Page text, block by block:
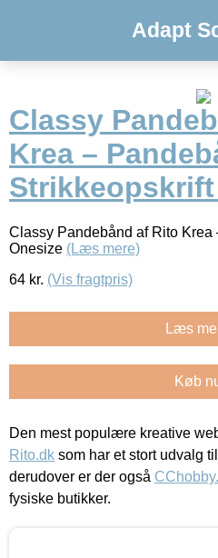
Adapt
Classy
Krea –
Strikkeopskrift
Classy Pandebånd af Rito
Onesize (Læs mere)
64 kr. (Vis fragtpris)
Læs
Køb
Den mest populære kreative
Rito.dk som har et stort udvalg
derudover er der også
fysiske butikker.